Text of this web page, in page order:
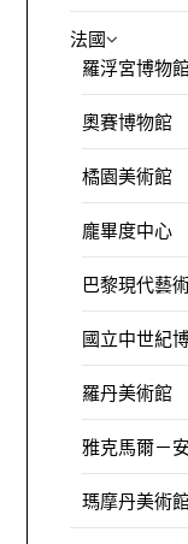
法國
羅浮宮博物
奧賽博物館
橘園美術館
龐畢度中心
巴黎現代藝
國立中世紀
羅丹美術館
雅克馬爾－
瑪摩丹美術